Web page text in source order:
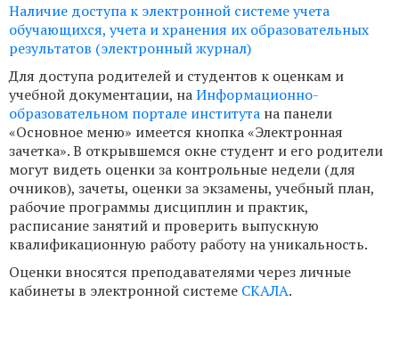
Наличие доступа к электронной системе учета
обучающихся, учета и хранения их образовательных
результатов (электронный журнал)
Для доступа родителей и студентов к оценкам и
учебной документации, наИнформационно-
образовательном портале института на панели
«Основное меню» имеется кнопка «Электронная
зачетка». В открывшемся окне студент и его родители
могут видеть оценки за контрольные недели (для
очников), зачеты, оценки за экзамены, учебный план,
рабочие программы дисциплин и практик,
расписание занятий и проверить выпускную
квалификационную работу работу на уникальность.
Оценки вносятся преподавателями через личные
кабинеты в электронной системе СКАЛА.